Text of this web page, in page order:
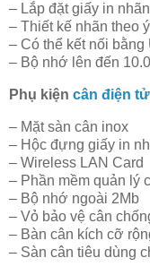
– Lắp đặt giấy in
– Thiết kế nhãn theo
– Có thể kết nối bằng
– Bộ nhớ lên đến
Phụ kiện cân điện
– Mặt sàn cân inox
– Hộc đựng giấy in
– Wireless LAN Card
– Phần mềm quản lý
– Bộ nhớ ngoài 2Mb
– Vỏ bảo vệ cân
– Bàn cân kích cỡ
– Sàn cân tiêu dùng